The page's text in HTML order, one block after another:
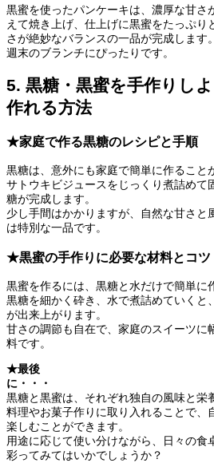
黒蜜を使ったパンケーキは、濃厚な甘さ
えて焼き上げ、仕上げに黒蜜をたっぷり
さが絶妙なバランスの一品が完成します。
週末のブランチにぴったりです。
5. 黒糖・黒蜜を手作りし
作れる方法
★家庭で作る黒糖のレシピと手順
黒糖は、意外にも家庭で簡単に作ること
サトウキビジュースをじっくり煮詰めて
糖が完成します。
少し手間はかかりますが、自然な甘さと
は特別な一品です。
★黒蜜の手作りに必要な材料とコツ
黒蜜を作るには、黒糖と水だけで簡単に
黒糖を細かく砕き、水で煮詰めていくと
が出来上がります。
甘さの調節も自在で、家庭のスイーツに
料です。
★最後
に・・・
黒糖と黒蜜は、それぞれ独自の風味と栄
料理やお菓子作りに取り入れることで、
楽しむことができます。
用途に応じて使い分けながら、日々の食
彩ってみてはいかでしょうか？